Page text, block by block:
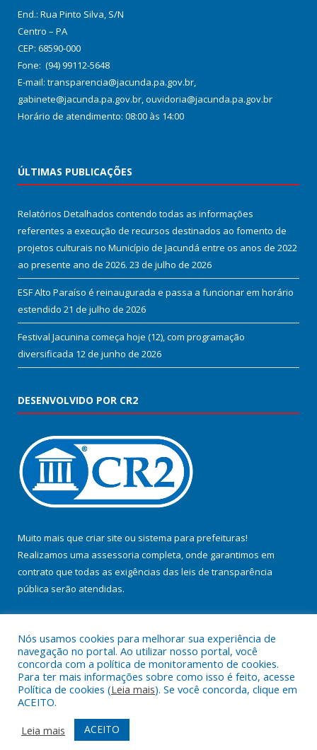
End.: Rua Pinto Silva, S/N
Centro – PA
CEP: 68590-000
Fone: (94) 99112-5648
E-mail: transparencia@jacunda.pa.gov.br,
gabinete@jacunda.pa.gov.br, ouvidoria@jacunda.pa.gov.br
Horário de atendimento: 08:00 às 14:00
ÚLTIMAS PUBLICAÇÕES
Relatórios Detalhados contendo todas as informações
referentes a execução de recursos destinados ao fomento de
projetos culturais no Município de Jacundá entre os anos de 2022
ao presente ano de 2026. 23 de julho de 2026
ESF Alto Paraíso é reinaugurada e passa a funcionar em horário
estendido 21 de julho de 2026
Festival Jacunina começa hoje (12), com programação
diversificada 12 de junho de 2026
DESENVOLVIDO POR CR2
Muito mais que criar site ou sistema para prefeituras!
Realizamos uma assessoria completa, onde garantimos em
contrato que todas as exigências das leis de transparência
pública serão atendidas.
Todos os direitos reservados a Prefeitura Municipal de Jacundá.
Mapa do Site
Acessar Área Administrativa
Acessar Webmail
Nós usamos cookies para melhorar sua experiência de
navegação no portal. Ao utilizar nosso portal, você
concorda com a política de monitoramento de cookies.
Para ter mais informações sobre como isso é feito, acesse
Política de cookies (Leia mais). Se você concorda, clique em
ACEITO.
Leia mais
ACEITO